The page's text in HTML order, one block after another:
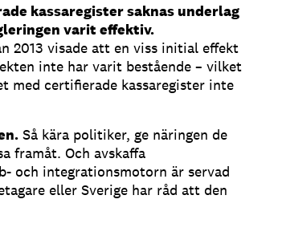
kassaregister saknas underlag
varit effektiv.
2013 visade att en viss initial effekt
inte har varit bestående – vilket
med certifierade kassaregister inte
Så kära politiker, ge näringen de
framåt. Och avskaffa
och integrationsmotorn är servad
eller Sverige har råd att den